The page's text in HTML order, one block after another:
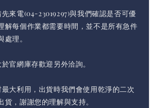
來電(04-23019297)與我們確認是否可優
解每個作業都需要時間，並不是所有急件
理。
官網庫存歡迎另外洽詢。
大利用，出貨時我們會使用乾淨的二次
貨，謝謝您的理解與支持。